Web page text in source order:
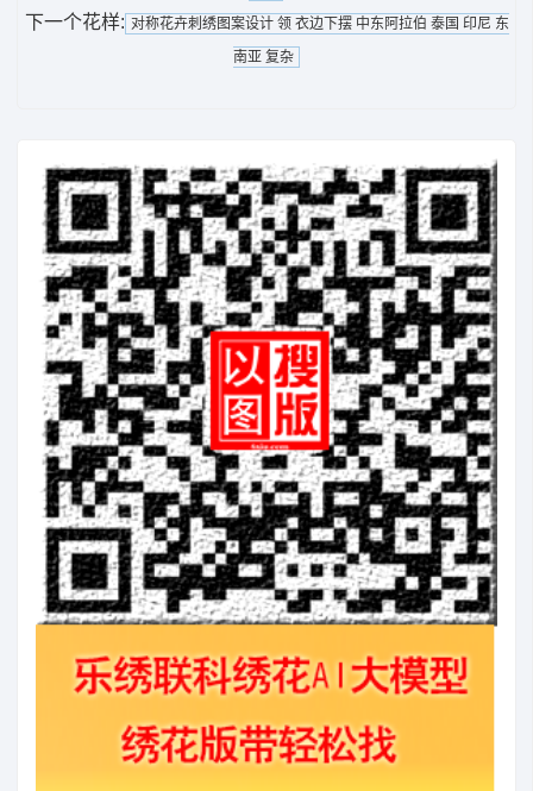
下一个花样: 对称花卉刺绣图案设计 领 衣边下摆 中东阿拉伯 泰国 印尼 东
南亚 复杂